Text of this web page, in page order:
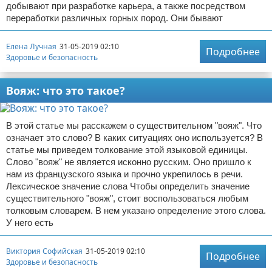
добывают при разработке карьера, а также посредством
переработки различных горных пород. Они бывают
Елена Лучная 31-05-2019 02:10
Здоровье и безопасность
Подробнее
Вояж: что это такое?
В этой статье мы расскажем о существительном "вояж". Что
означает это слово? В каких ситуациях оно используется? В
статье мы приведем толкование этой языковой единицы.
Слово "вояж" не является исконно русским. Оно пришло к
нам из французского языка и прочно укрепилось в речи.
Лексическое значение слова Чтобы определить значение
существительного "вояж", стоит воспользоваться любым
толковым словарем. В нем указано определение этого слова.
У него есть
Виктория Софийская 31-05-2019 02:10
Здоровье и безопасность
Подробнее